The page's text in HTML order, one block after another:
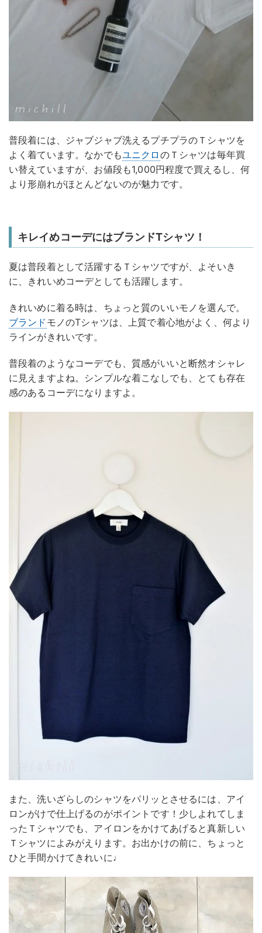
普段着には、ジャブジャブ洗えるプチプラのＴシャツを
よく着ています。なかでもユニクロ のＴシャツは毎年買
い替えていますが、お値段も1,000円程度で買えるし、何
より形崩れがほとんどないのが魅力です。
キレイめコーデにはブランドTシャツ！
夏は普段着として活躍するＴシャツですが、よそいき
に、きれいめコーデとしても活躍します。
きれいめに着る時は、ちょっと質のいいモノを選んで。
ブランド モノのTシャツは、上質で着心地がよく、何より
ラインがきれいです。
普段着のようなコーデでも、質感がいいと断然オシャレ
に見えますよね。シンプルな着こなしでも、とても存在
感のあるコーデになりますよ。
また、洗いざらしのシャツをパリッとさせるには、アイ
ロンがけで仕上げるのがポイントです！少しよれてしま
ったＴシャツでも、アイロンをかけてあげると真新しい
Ｔシャツによみがえります。お出かけの前に、ちょっと
ひと手間かけてきれいに♩